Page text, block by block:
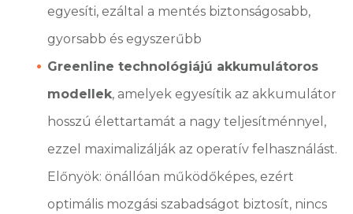
egyesíti, ezáltal a mentés biztonságosabb,
gyorsabb és egyszerűbb
Greenline technológiájú akkumulátoros
modellek, amelyek egyesítik az akkumulátor
hosszú élettartamát a nagy teljesítménnyel,
ezzel maximalizálják az operatív felhasználást.
Előnyök: önállóan működőképes, ezért
optimális mozgási szabadságot biztosít, nincs